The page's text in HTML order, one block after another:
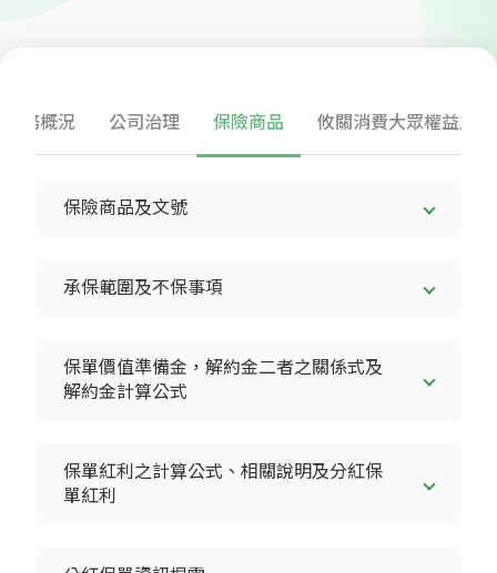
業務概況 公司治理 保險商品 攸關消費大眾權益之
保險商品及文號
承保範圍及不保事項
保單價值準備金，解約金二者之關係式及
解約金計算公式
保單紅利之計算公式、相關說明及分紅保
單紅利